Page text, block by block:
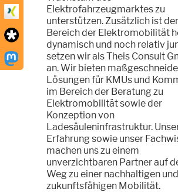
Elektrofahrzeugmarktes zu
unterstützen. Zusätzlich ist der
Bereich der Elektromobilität
dynamisch und noch relativ
setzen wir als Theis Consult
an. Wir bieten
Lösungen für KMUs und
im Bereich der Beratung zu
Elektromobilität sowie der
Konzeption von
Ladesäuleninfrastruktur.
Erfahrung sowie unser
machen uns zu einem
unverzichtbaren Partner auf
Weg zu einer nachhaltigen und
zukunftsfähigen Mobilität.